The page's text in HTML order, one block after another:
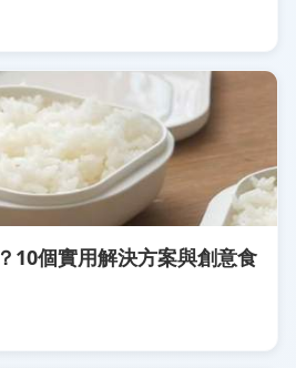
10個實用解決方案與創意食